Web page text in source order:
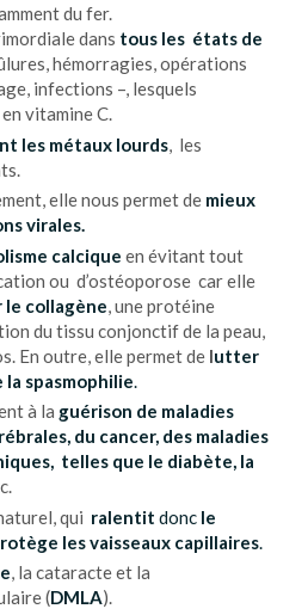
du fer.
dans tous les états de
hémorragies, opérations
infections –, lesquels
vitamine C.
les métaux lourds , les
elle nous permet de mieux
virales.
calcique en évitant tout
ou d’ostéoporose car elle
collagène , une protéine
du tissu conjonctif de la peau,
En outre, elle permet de lutter
spasmophilie
à la guérison de maladies
du cancer, des maladies
telles que le diabète, la
qui ralentit donc le
les vaisseaux capillaires
, la cataracte et la
(DMLA).